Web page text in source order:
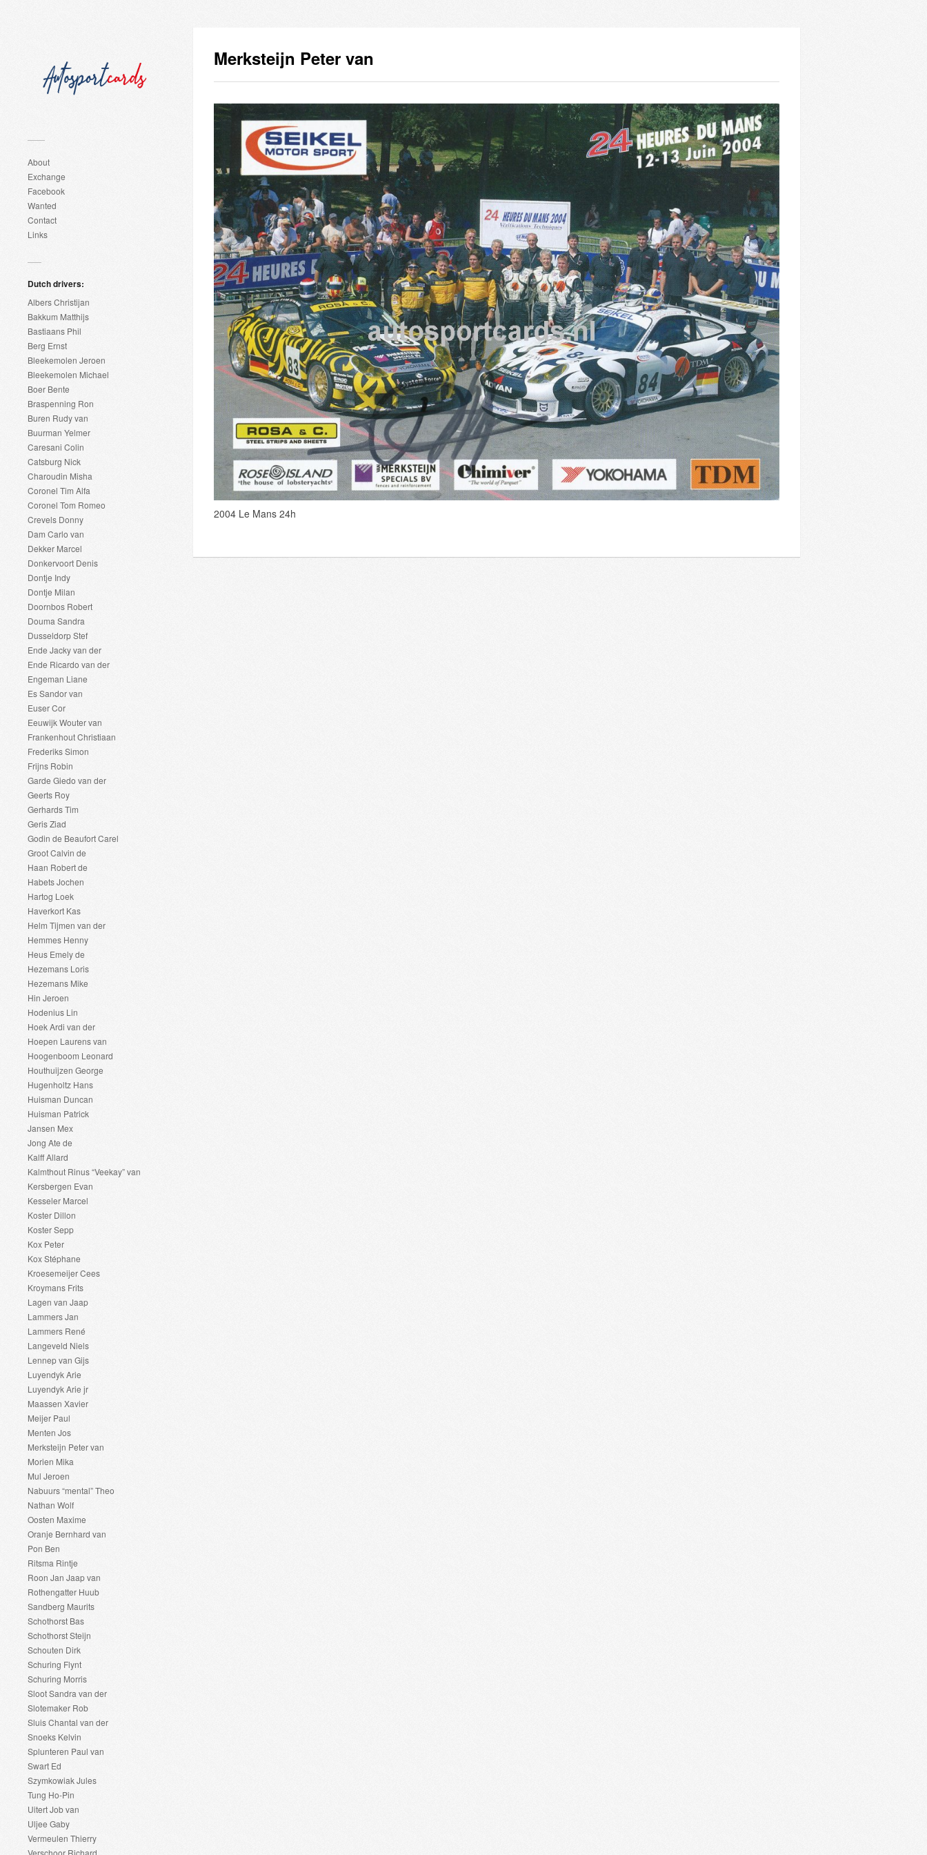
About
Exchange
Facebook
Wanted
Contact
Links
Dutch drivers:
Albers Christijan
Bakkum Matthijs
Bastiaans Phil
Berg Ernst
Bleekemolen Jeroen
Bleekemolen Michael
Boer Bente
Braspenning Ron
Buren Rudy van
Buurman Yelmer
Caresani Colin
Catsburg Nick
Charoudin Misha
Coronel Tim Alfa
Coronel Tom Romeo
Crevels Donny
Dam Carlo van
Dekker Marcel
Donkervoort Denis
Dontje Indy
Dontje Milan
Doornbos Robert
Douma Sandra
Dusseldorp Stef
Ende Jacky van der
Ende Ricardo van der
Engeman Liane
Es Sandor van
Euser Cor
Eeuwijk Wouter van
Frankenhout Christiaan
Frederiks Simon
Frijns Robin
Garde Giedo van der
Geerts Roy
Gerhards Tim
Geris Ziad
Godin de Beaufort Carel
Groot Calvin de
Haan Robert de
Habets Jochen
Hartog Loek
Haverkort Kas
Helm Tijmen van der
Hemmes Henny
Heus Emely de
Hezemans Loris
Hezemans Mike
Hin Jeroen
Hodenius Lin
Hoek Ardi van der
Hoepen Laurens van
Hoogenboom Leonard
Houthuijzen George
Hugenholtz Hans
Huisman Duncan
Huisman Patrick
Jansen Mex
Jong Ate de
Kalff Allard
Kalmthout Rinus “Veekay” van
Kersbergen Evan
Kesseler Marcel
Koster Dillon
Koster Sepp
Kox Peter
Kox Stéphane
Kroesemeijer Cees
Kroymans Frits
Lagen van Jaap
Lammers Jan
Lammers René
Langeveld Niels
Lennep van Gijs
Luyendyk Arie
Luyendyk Arie jr
Maassen Xavier
Meijer Paul
Menten Jos
Merksteijn Peter van
Morien Mika
Mul Jeroen
Nabuurs “mental” Theo
Nathan Wolf
Oosten Maxime
Oranje Bernhard van
Pon Ben
Ritsma Rintje
Roon Jan Jaap van
Rothengatter Huub
Sandberg Maurits
Schothorst Bas
Schothorst Steijn
Schouten Dirk
Schuring Flynt
Schuring Morris
Sloot Sandra van der
Slotemaker Rob
Sluis Chantal van der
Snoeks Kelvin
Splunteren Paul van
Swart Ed
Szymkowiak Jules
Tung Ho-Pin
Uitert Job van
Uljee Gaby
Vermeulen Thierry
Verschoor Richard
Merksteijn Peter van
2004 Le Mans 24h